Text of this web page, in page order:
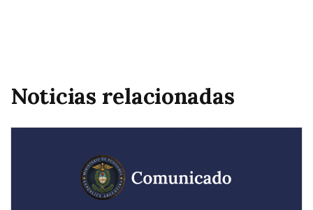
Noticias relacionadas